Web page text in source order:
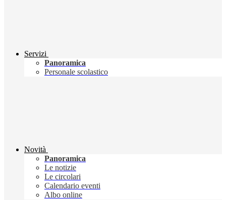
Servizi
Panoramica
Personale scolastico
Novità
Panoramica
Le notizie
Le circolari
Calendario eventi
Albo online